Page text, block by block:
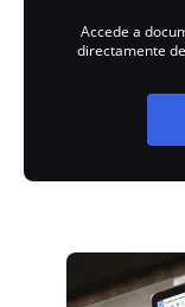
Accede a
directamente